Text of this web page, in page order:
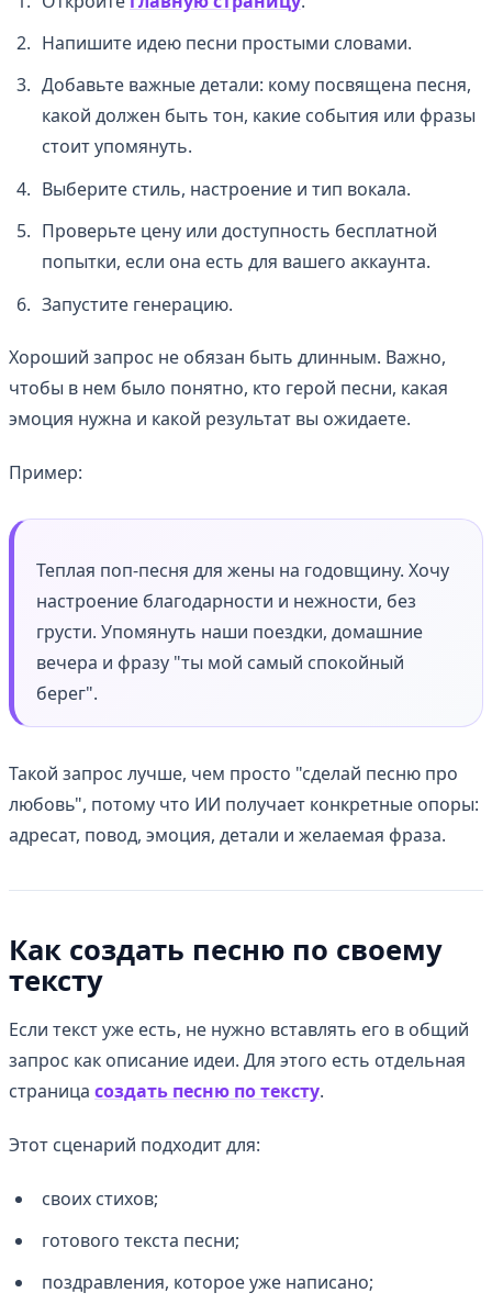
Напишите идею песни простыми словами.
Добавьте важные детали: кому посвящена песня,
какой должен быть тон, какие события или фразы
стоит упомянуть.
Выберите стиль, настроение и тип вокала.
Проверьте цену или доступность бесплатной
попытки, если она есть для вашего аккаунта.
Запустите генерацию.
Хороший запрос не обязан быть длинным. Важно,
чтобы в нем было понятно, кто герой песни, какая
эмоция нужна и какой результат вы ожидаете.
Пример:
Теплая поп-песня для жены на годовщину. Хочу
настроение благодарности и нежности, без
грусти. Упомянуть наши поездки, домашние
вечера и фразу "ты мой самый спокойный
берег".
Такой запрос лучше, чем просто "сделай песню про
любовь", потому что ИИ получает конкретные опоры:
адресат, повод, эмоция, детали и желаемая фраза.
Как создать песню по своему
тексту
Если текст уже есть, не нужно вставлять его в общий
запрос как описание идеи. Для этого есть отдельная
страница создать песню по тексту.
Этот сценарий подходит для:
своих стихов;
готового текста песни;
поздравления, которое уже написано;